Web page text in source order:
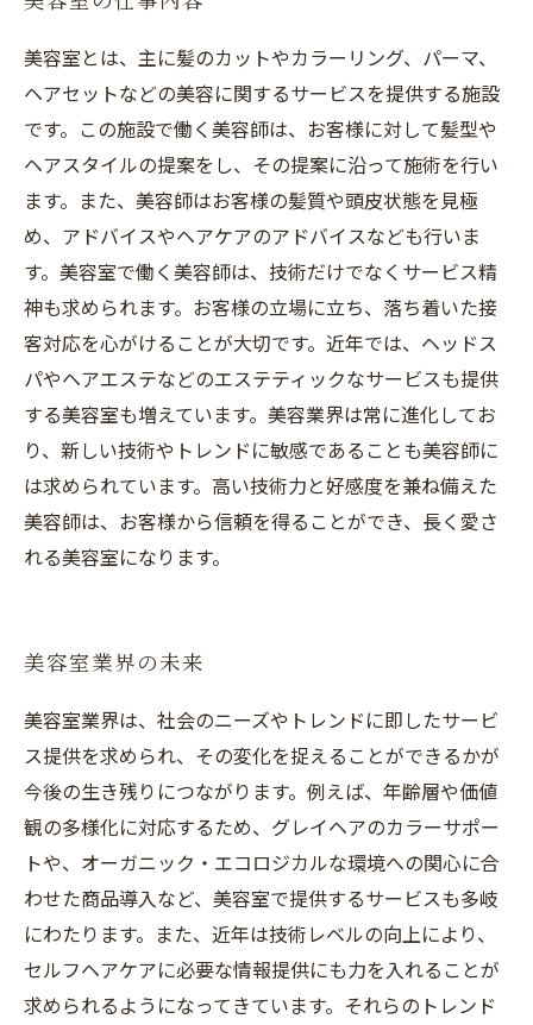
美容室とは、主に髪のカットやカラーリング、パーマ、
ヘアセットなどの美容に関するサービスを提供する施設
です。この施設で働く美容師は、お客様に対して髪型や
ヘアスタイルの提案をし、その提案に沿って施術を行い
ます。また、美容師はお客様の髪質や頭皮状態を見極
め、アドバイスやヘアケアのアドバイスなども行いま
す。美容室で働く美容師は、技術だけでなくサービス精
神も求められます。お客様の立場に立ち、落ち着いた接
客対応を心がけることが大切です。近年では、ヘッドス
パやヘアエステなどのエステティックなサービスも提供
する美容室も増えています。美容業界は常に進化してお
り、新しい技術やトレンドに敏感であることも美容師に
は求められています。高い技術力と好感度を兼ね備えた
美容師は、お客様から信頼を得ることができ、長く愛さ
れる美容室になります。
美容室業界の未来
美容室業界は、社会のニーズやトレンドに即したサービ
ス提供を求められ、その変化を捉えることができるかが
今後の生き残りにつながります。例えば、年齢層や価値
観の多様化に対応するため、グレイヘアのカラーサポー
トや、オーガニック・エコロジカルな環境への関心に合
わせた商品導入など、美容室で提供するサービスも多岐
にわたります。また、近年は技術レベルの向上により、
セルフヘアケアに必要な情報提供にも力を入れることが
求められるようになってきています。それらのトレンド